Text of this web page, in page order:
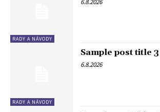
RADY A NÁVODY
RADY A NÁVODY
Sample post title 3
6.8.2026